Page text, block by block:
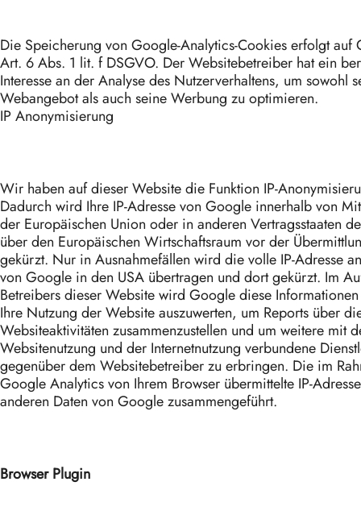
Die Speicherung von Google-Analytics-Cookies erfolgt auf
Art. 6 Abs. 1 lit. f DSGVO. Der Websitebetreiber hat ein
Interesse an der Analyse des Nutzerverhaltens, um sowohl
Webangebot als auch seine Werbung zu optimieren.
IP Anonymisierung
Wir haben auf dieser Website die Funktion IP-
Dadurch wird Ihre IP-Adresse von Google innerhalb von
der Europäischen Union oder in anderen Vertragsstaaten
über den Europäischen Wirtschaftsraum vor der
gekürzt. Nur in Ausnahmefällen wird die volle IP-Adresse
von Google in den USA übertragen und dort gekürzt. Im
Betreibers dieser Website wird Google diese
Ihre Nutzung der Website auszuwerten, um Reports über
Websiteaktivitäten zusammenzustellen und um weitere mit
Websitenutzung und der Internetnutzung verbundene
gegenüber dem Websitebetreiber zu erbringen. Die im
Google Analytics von Ihrem Browser übermittelte IP-
anderen Daten von Google zusammengeführt.
Browser Plugin